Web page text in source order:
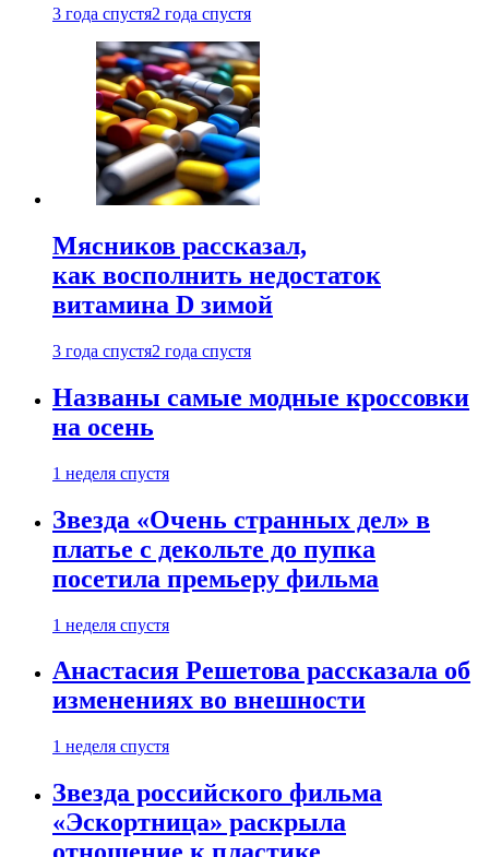
3 года спустя2 года спустя
Мясников рассказал,
как восполнить недостаток
витамина D зимой
3 года спустя2 года спустя
Названы самые модные кроссовки
на осень
1 неделя спустя
Звезда «Очень странных дел» в
платье с декольте до пупка
посетила премьеру фильма
1 неделя спустя
Анастасия Решетова рассказала об
изменениях во внешности
1 неделя спустя
Звезда российского фильма
«Эскортница» раскрыла